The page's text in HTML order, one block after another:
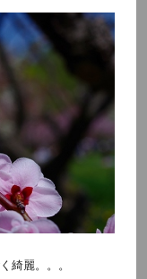
綺麗。。。